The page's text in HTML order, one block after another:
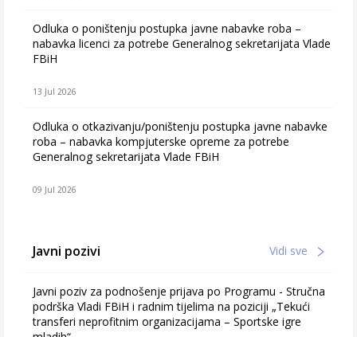
Odluka o poništenju postupka javne nabavke roba –
nabavka licenci za potrebe Generalnog sekretarijata Vlade
FBiH
13 Jul 2026
Odluka o otkazivanju/poništenju postupka javne nabavke
roba – nabavka kompjuterske opreme za potrebe
Generalnog sekretarijata Vlade FBiH
09 Jul 2026
Javni pozivi Vidi sve
Javni poziv za podnošenje prijava po Programu - Stručna
podrška Vladi FBiH i radnim tijelima na poziciji „Tekući
transferi neprofitnim organizacijama – Sportske igre